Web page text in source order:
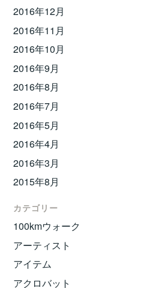
2016年12月
2016年11月
2016年10月
2016年9月
2016年8月
2016年7月
2016年5月
2016年4月
2016年3月
2015年8月
カテゴリー
100kmウォーク
アーティスト
アイテム
アクロバット